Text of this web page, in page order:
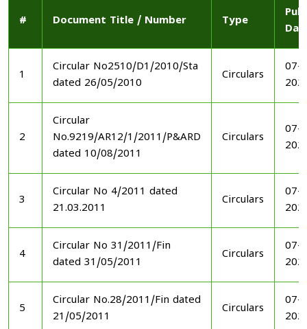
# Document Title / Number Type
1
Circular No2510/D1/2010/Sta
dated 26/05/2010
Circulars
07-
2
Circular
No.9219/AR12/1/2011/P&ARD
dated 10/08/2011
Circulars
07-
3
Circular No 4/2011 dated
21.03.2011
Circulars
07-
4
Circular No 31/2011/Fin
dated 31/05/2011
Circulars
07-
5
Circular No.28/2011/Fin dated
21/05/2011
Circulars
07-